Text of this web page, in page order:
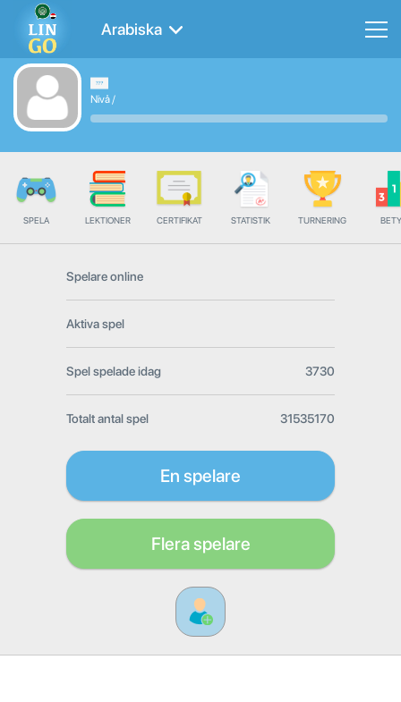
Arabiska
Nivå/
SPELA LEKTIONER CERTIFIKAT STATISTIK TURNERING
Spelare online
Aktiva spel
Spel spelade idag 3730
Totalt antal spel 31535170
En spelare
Flera spelare